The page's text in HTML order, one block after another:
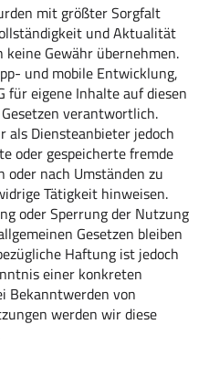
mit größter Sorgfalt
und Aktualität
Gewähr übernehmen.
und mobile Entwicklung,
für eigene Inhalte auf diesen
verantwortlich.
als Diensteanbieter jedoch
oder gespeicherte fremde
nach Umständen zu
Tätigkeit hinweisen.
oder Sperrung der Nutzung
Gesetzen bleiben
Haftung ist jedoch
einer konkreten
Bekanntwerden von
werden wir diese